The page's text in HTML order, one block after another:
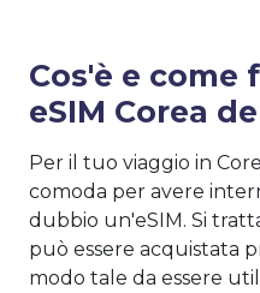
Cos'è e come
eSIM Corea
Per il tuo viaggio in
comoda per avere
dubbio un'eSIM. Si
può essere acquistata
modo tale da essere